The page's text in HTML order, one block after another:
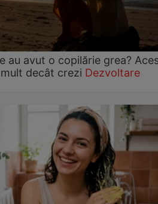
au avut o copilărie grea?
decât crezi Dezvoltare